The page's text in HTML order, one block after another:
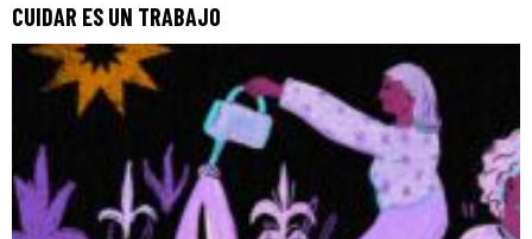
CUIDAR ES UN TRABAJO